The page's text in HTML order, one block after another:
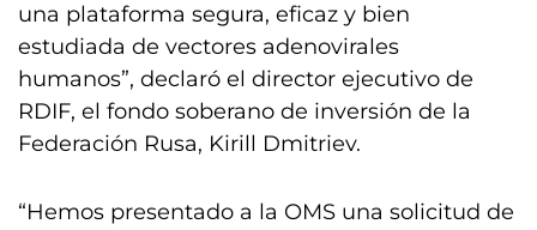
una plataforma segura, eficaz y bien
estudiada de vectores adenovirales
humanos”, declaró el director ejecutivo de
RDIF, el fondo soberano de inversión de la
Federación Rusa, Kirill Dmitriev.
“Hemos presentado a la OMS una solicitud de